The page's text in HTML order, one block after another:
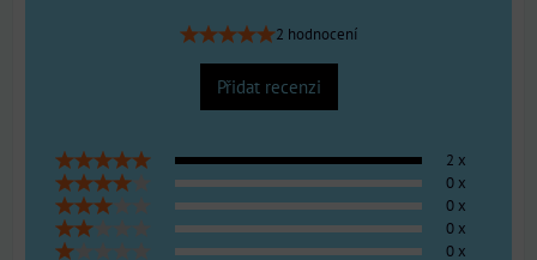
2 hodnocení
Přidat recenzi
2 x
0 x
0 x
0 x
0 x